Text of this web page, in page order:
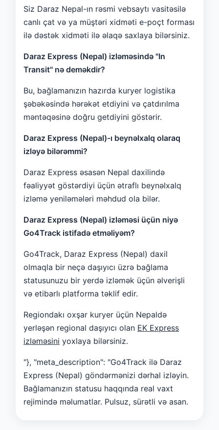
Siz Daraz Nepal-ın rəsmi vebsaytı vasitəsilə
canlı çat və ya müştəri xidməti e-poçt forması
ilə dəstək xidməti ilə əlaqə saxlaya bilərsiniz.
Daraz Express (Nepal) izləməsində "In
Transit" nə deməkdir?
Bu, bağlamanızın hazırda kuryer logistika
şəbəkəsində hərəkət etdiyini və çatdırılma
məntəqəsinə doğru getdiyini göstərir.
Daraz Express (Nepal)-ı beynəlxalq olaraq
izləyə bilərəmmi?
Daraz Express əsasən Nepal daxilində
fəaliyyət göstərdiyi üçün ətraflı beynəlxalq
izləmə yeniləmələri məhdud ola bilər.
Daraz Express (Nepal) izləməsi üçün niyə
Go4Track istifadə etməliyəm?
Go4Track, Daraz Express (Nepal) daxil
olmaqla bir neçə daşıyıcı üzrə bağlama
statusunuzu bir yerdə izləmək üçün əlverişli
və etibarlı platforma təklif edir.
Regiondakı oxşar kuryer üçün Nepaldə
yerləşən regional daşıyıcı olan EK Express
izləməsini yoxlaya bilərsiniz.
"}, "meta_description": "Go4Track ilə Daraz
Express (Nepal) göndərmənizi dərhal izləyin.
Bağlamanızın statusu haqqında real vaxt
rejimində məlumatlar. Pulsuz, sürətli və asan.